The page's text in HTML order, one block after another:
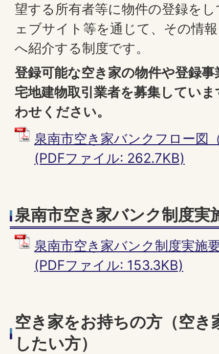
望する所有者等に物件の登録を
ェブサイト等を通じて、その情
へ紹介する制度です。
登録可能な空き家の物件や登録
宅地建物取引業者を募集してい
わせください。
泉南市空き家バンクフロー図
(PDFファイル: 262.7KB)
泉南市空き家バンク制度実
泉南市空き家バンク制度実施
(PDFファイル: 153.3KB)
空き家をお持ちの方（空き
したい方）